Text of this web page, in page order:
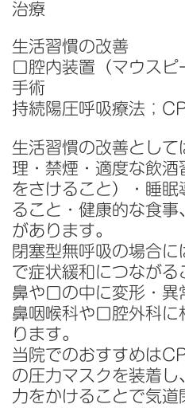
治療
生活習慣の改善
口腔内装置（マウスピ
手術
持続陽圧呼吸療法；
生活習慣の改善として
理・禁煙・適度な飲酒
をさけること）・睡眠
ること・健康的な食事
があります。
閉塞型無呼吸の場合に
で症状緩和につながる
鼻や口の中に変形・異
鼻咽喉科や口腔外科に
ります。
当院でのおすすめは
の圧力マスクを装着し
力をかけることで気道